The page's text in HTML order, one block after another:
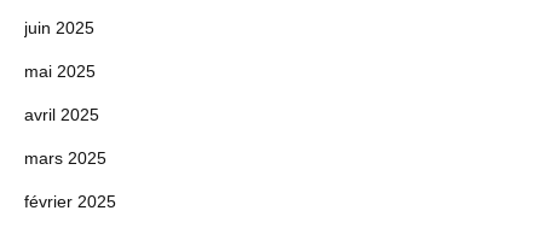
juin 2025
mai 2025
avril 2025
mars 2025
février 2025